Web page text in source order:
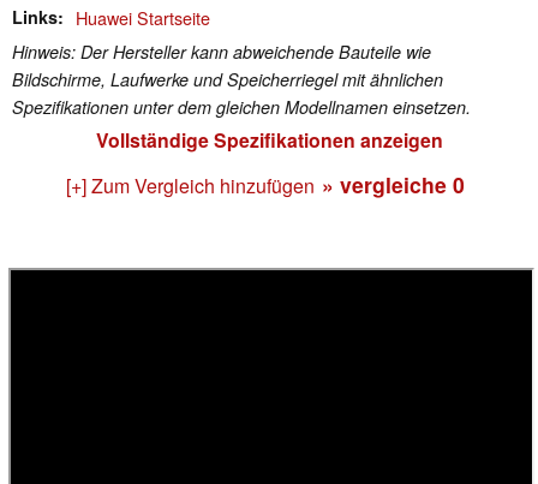
Links Huawei Startseite
Hinweis: Der Hersteller kann abweichende Bauteile wie
Bildschirme, Laufwerke und Speicherriegel mit ähnlichen
Spezifikationen unter dem gleichen Modellnamen einsetzen.
Vollständige Spezifikationen anzeigen
[+] Zum Vergleich hinzufügen » vergleiche 0